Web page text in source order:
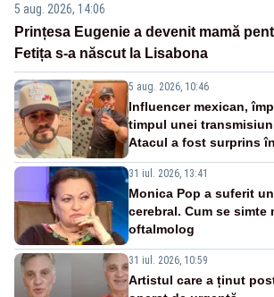
5 aug. 2026, 14:06
Prințesa Eugenie a devenit mamă
Fetița s-a născut la Lisabona
5 aug. 2026, 10:46
Influencer mexican,
timpul unei
Atacul a fost surprins
31 iul. 2026, 13:41
Monica Pop a suferit
cerebral. Cum se simte
oftalmolog
31 iul. 2026, 10:59
Artistul care a ținut